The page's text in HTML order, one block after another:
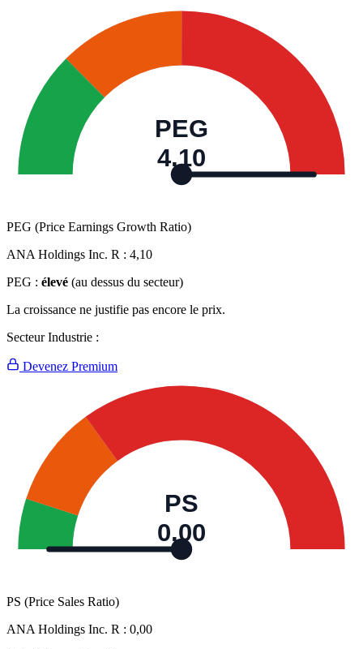
PEG
4,10
PEG (Price Earnings Growth Ratio)
ANA Holdings Inc. R : 4,10
PEG : élevé (au dessus du secteur)
La croissance ne justifie pas encore le prix.
Secteur Industrie :
Devenez Premium
PS
0,00
PS (Price Sales Ratio)
ANA Holdings Inc. R : 0,00